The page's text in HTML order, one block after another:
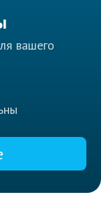
вашего